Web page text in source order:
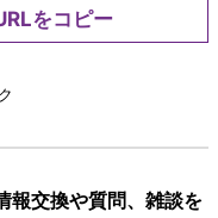
をコピー
報交換や質問、雑談を